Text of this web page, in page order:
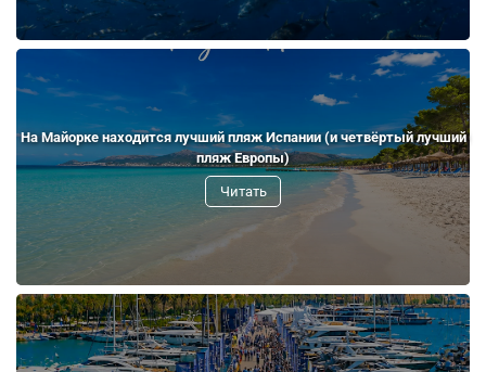
На Майорке находится лучший пляж Испании (и четвёртый лучший
пляж Европы)
Читать